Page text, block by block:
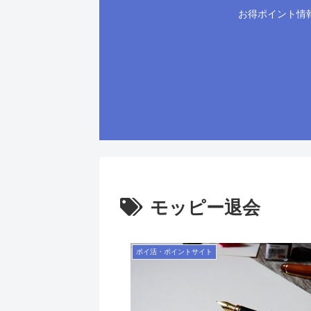
お得ポイント情
モッピー退会
ポイ活・ポイントサイト